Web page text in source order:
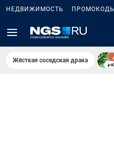
НЕДВИЖИМОСТЬ ПРОМОКОДЫ
Жёсткая соседская драка